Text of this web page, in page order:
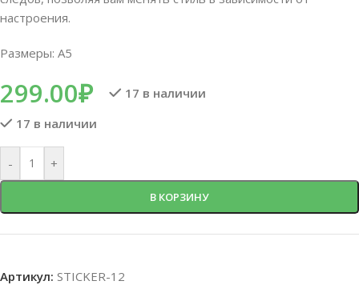
настроения.
Размеры: A5
299.00₽
17 в наличии
17 в наличии
- +
В КОРЗИНУ
Артикул: STICKER-12